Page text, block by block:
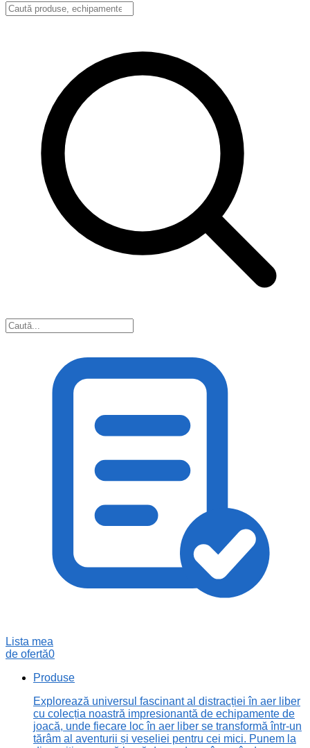
Lista mea
de ofertă0
Produse
Explorează universul fascinant al distracției în aer liber
cu colecția noastră impresionantă de echipamente de
joacă, unde fiecare loc în aer liber se transformă într-un
tărâm al aventurii și veseliei pentru cei mici. Punem la